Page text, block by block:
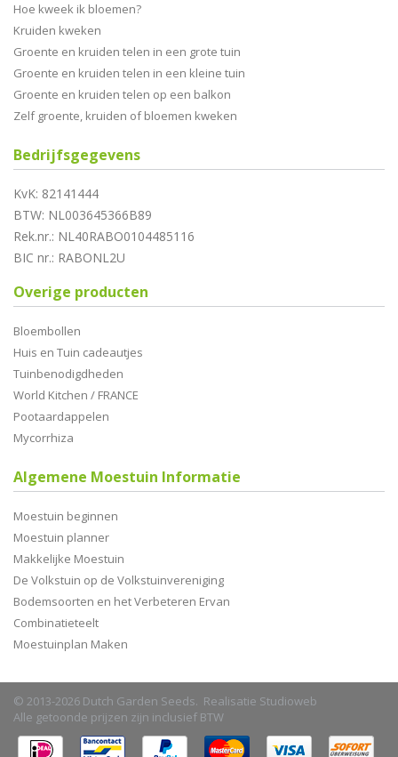
Hoe kweek ik bloemen?
Kruiden kweken
Groente en kruiden telen in een grote tuin
Groente en kruiden telen in een kleine tuin
Groente en kruiden telen op een balkon
Zelf groente, kruiden of bloemen kweken
Bedrijfsgegevens
KvK: 82141444
BTW: NL003645366B89
Rek.nr.: NL40RABO0104485116
BIC nr.: RABONL2U
Overige producten
Bloembollen
Huis en Tuin cadeautjes
Tuinbenodigdheden
World Kitchen / FRANCE
Pootaardappelen
Mycorrhiza
Algemene Moestuin Informatie
Moestuin beginnen
Moestuin planner
Makkelijke Moestuin
De Volkstuin op de Volkstuinvereniging
Bodemsoorten en het Verbeteren Ervan
Combinatieteelt
Moestuinplan Maken
© 2013-2026 Dutch Garden Seeds. Realisatie Studioweb
Alle getoonde prijzen zijn inclusief BTW